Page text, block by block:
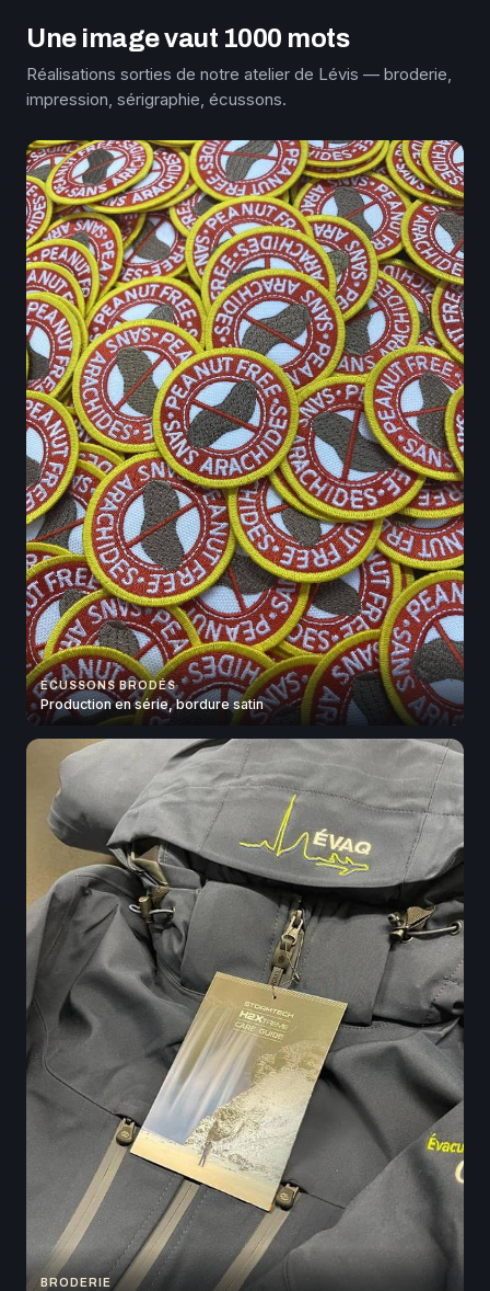
Une image vaut 1000 mots
Réalisations sorties de notre atelier de Lévis — broderie,
impression, sérigraphie, écussons.
ÉCUSSONS BRODÉS
Production en série, bordure satin
BRODERIE